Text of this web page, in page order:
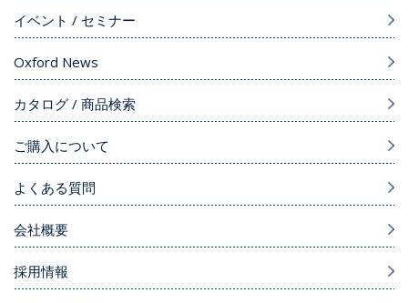
イベント / セミナー
Oxford News
カタログ / 商品検索
ご購入について
よくある質問
会社概要
採用情報